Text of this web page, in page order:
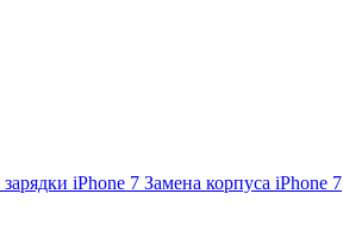
iPhone 7 Замена корпуса iPhone 7